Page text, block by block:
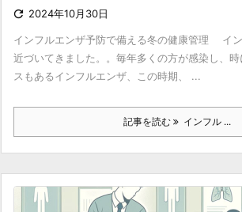
 2024年10月30日
インフルエンザ予防で備える冬の健康管理 イ
近づいてきました。。毎年多くの方が感染し、
スもあるインフルエンザ、この時期、 ...
記事を読む インフル ...